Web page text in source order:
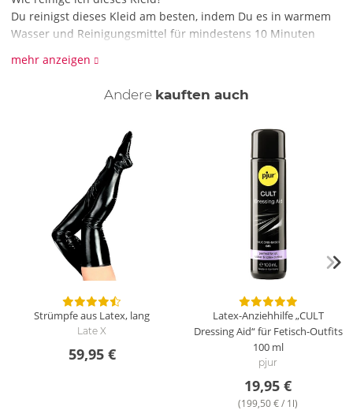
Du reinigst dieses Kleid am besten, indem Du es in warmem
Wasser und Reinigungsmittel für mindestens 10 Minuten
danach mit einem Föhn, bleibe dabei aber nicht zu lange auf
einer Stelle. Vor dem Verstauen solltest Du eine ordentliche
Portion Latexpuder draufgeben, sodass das Material nicht
mehr anzeigen
Andere kauften auch
Strümpfe aus Latex, lang
Late X
59,95 €
Latex-Anziehhilfe „CULT
Dressing Aid“ für Fetisch-Outfits
100 ml
pjur
19,95 €
(199,50 € / 1l)